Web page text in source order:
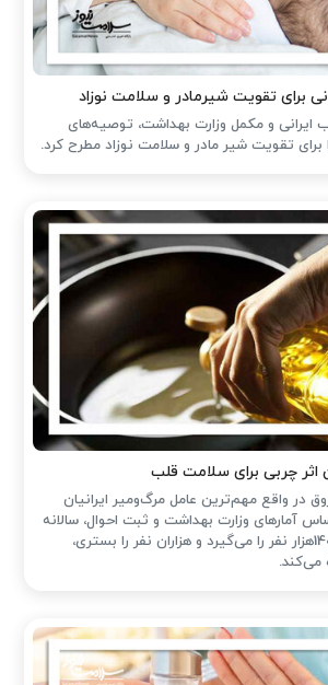
برای تقویت شیرمادر و سلامت نوزاد
ایرانی و مکمل وزارت بهداشت، توصیه‌های
برای تقویت شیر مادر و سلامت نوزاد مطرح کرد.
اثر چربی برای سلامت قلب
در واقع مهم‌ترین عامل مرگ‌ومیر ایرانیان
آمارهای وزارت بهداشت و ثبت احوال، سالانه
دست‌کم جان حدود 140هزار نفر را می‌گیرد و هزاران نفر را بستری،
می‌کند.